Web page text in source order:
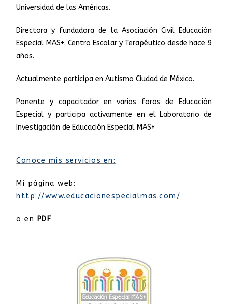
Universidad de las Américas.
Directora y fundadora de la Asociación Civil Educación
Especial MAS+. Centro Escolar y Terapéutico desde hace 9
años.
Actualmente participa en Autismo Ciudad de México.
Ponente y capacitador en varios foros de Educación
Especial y participa activamente en el Laboratorio de
Investigación de Educación Especial MAS+
Conoce mis servicios en:
Mi página web:
http://www.educacionespecialmas.com/
o en PDF